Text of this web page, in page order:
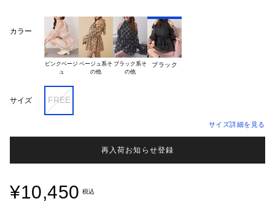
カラー
ピンクベージ ベージュ系そ ブラック系そ
ブラック
サイズ FREE
サイズ詳細を見る
再入荷お知らせ登録
¥10,450 税込